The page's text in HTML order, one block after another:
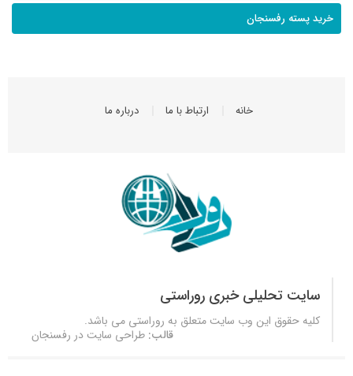
خرید پسته رفسنجان
خانه ارتباط با ما درباره ما
سایت تحلیلی خبری روراستی
کلیه حقوق این وب سایت متعلق به روراستی می باشد.
قالب: طراحی سایت در رفسنجان